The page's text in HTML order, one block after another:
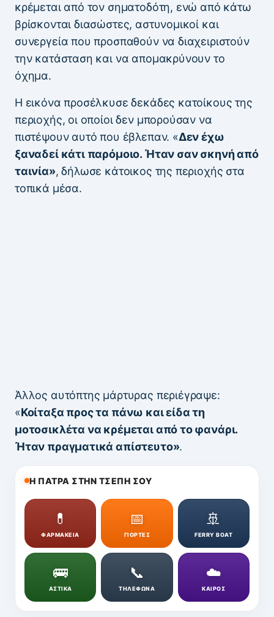
κρέμεται από τον σηματοδότη, ενώ από κάτω
βρίσκονται διασώστες, αστυνομικοί και
συνεργεία που προσπαθούν να διαχειριστούν
την κατάσταση και να απομακρύνουν το
όχημα.
Η εικόνα προσέλκυσε δεκάδες κατοίκους της
περιοχής, οι οποίοι δεν μπορούσαν να
πιστέψουν αυτό που έβλεπαν. «Δεν έχω
ξαναδεί κάτι παρόμοιο. Ήταν σαν σκηνή από
ταινία», δήλωσε κάτοικος της περιοχής στα
τοπικά μέσα.
Άλλος αυτόπτης μάρτυρας περιέγραψε:
«Κοίταξα προς τα πάνω και είδα τη
μοτοσικλέτα να κρέμεται από το φανάρι.
Ήταν πραγματικά απίστευτο».
Η ΠΑΤΡΑ ΣΤΗΝ ΤΣΕΠΗ ΣΟΥ
💊
ΦΑΡΜΑΚΕΙΑ
📅
ΓΙΟΡΤΕΣ
🚢
FERRY BOAT
🚌
ΑΣΤΙΚΑ
📞
ΤΗΛΕΦΩΝΑ
☁️
ΚΑΙΡΟΣ